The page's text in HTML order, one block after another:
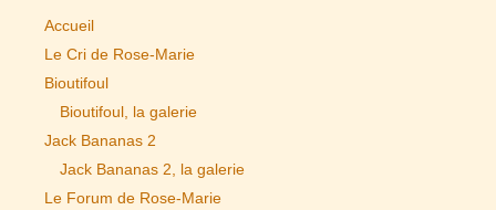
Accueil
Le Cri de Rose-Marie
Bioutifoul
Bioutifoul, la galerie
Jack Bananas 2
Jack Bananas 2, la galerie
Le Forum de Rose-Marie